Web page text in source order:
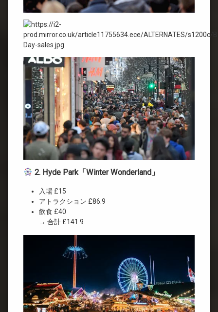
2. Hyde Park「Winter Wonderland」
入場 £15
アトラクション £86.9
飲食 £40
→ 合計 £141.9